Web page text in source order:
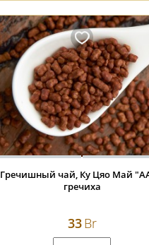
Гречишный чай, Ку Цяо Май "AАА",
гречиха
33Br